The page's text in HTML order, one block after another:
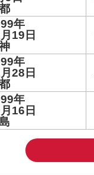
年
19日
年
28日
年
16日